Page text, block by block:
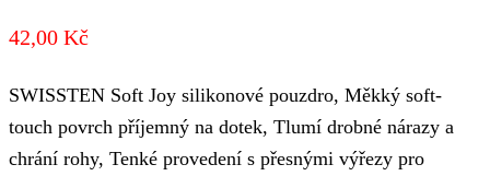
42,00 Kč
SWISSTEN Soft Joy silikonové pouzdro, Měkký soft-
touch povrch příjemný na dotek, Tlumí drobné nárazy a
chrání rohy, Tenké provedení s přesnými výřezy pro